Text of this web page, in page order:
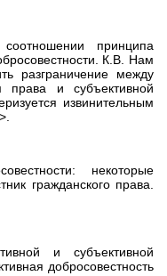
принципа
К.В. Нам
разграничение между
права и субъективной
извинительным
некоторые
гражданского права.
и субъективной
добросовестность